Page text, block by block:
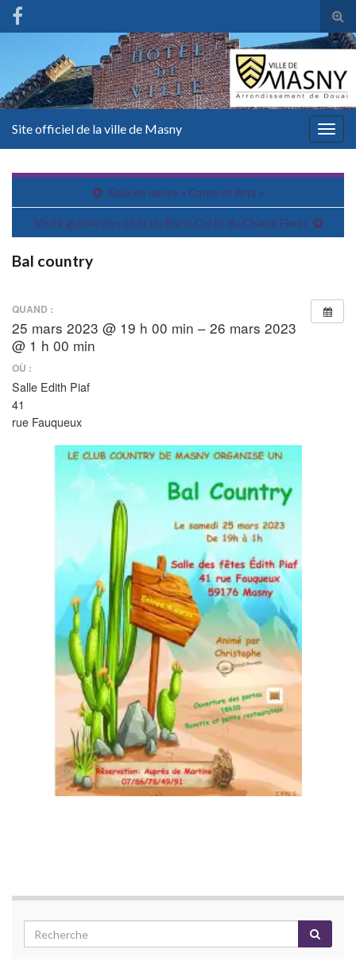
Site officiel de la ville de Masny
Gala de danse « Corps et Arts »
Visite guidée des cités du Blanc Cul et du Champ Fleuri
Bal country
QUAND :
25 mars 2023 @ 19 h 00 min – 26 mars 2023
@ 1 h 00 min
OÙ :
Salle Edith Piaf
41
rue Fauqueux